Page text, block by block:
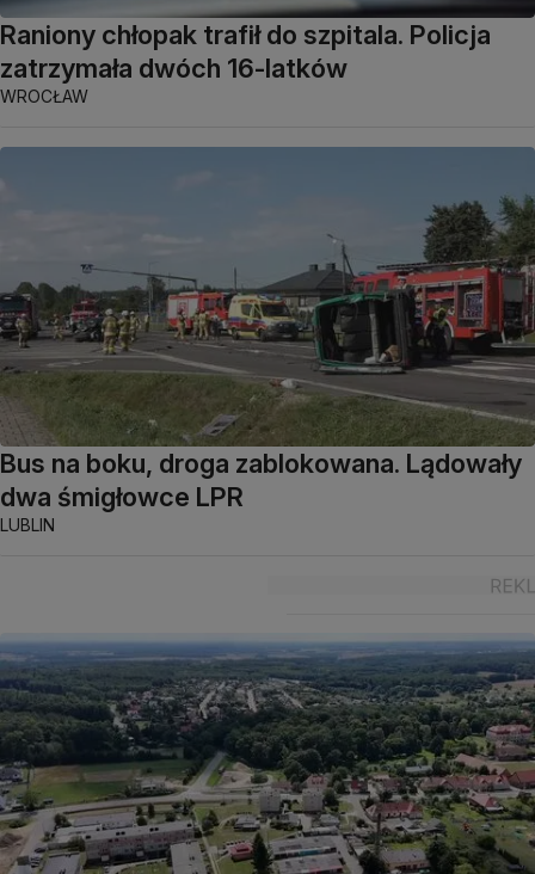
Raniony chłopak trafił do szpitala. Policja
zatrzymała dwóch 16-latków
WROCŁAW
Bus na boku, droga zablokowana. Lądowały
dwa śmigłowce LPR
LUBLIN